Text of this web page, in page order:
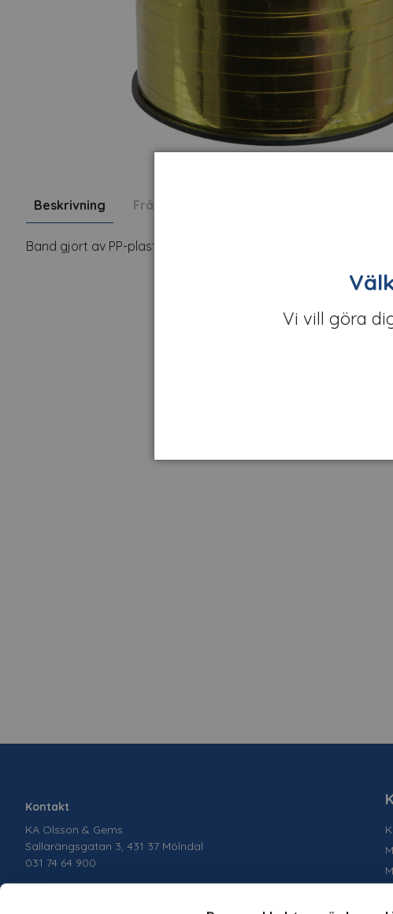
Beskrivning Fråga om produkt
Band gjort av PP-plast. 110-120my
Kontakt
KA Olsson & Gems
Sallarängsgatan 3, 431 37 Mölndal
031 74 64 900
Vi vill göra